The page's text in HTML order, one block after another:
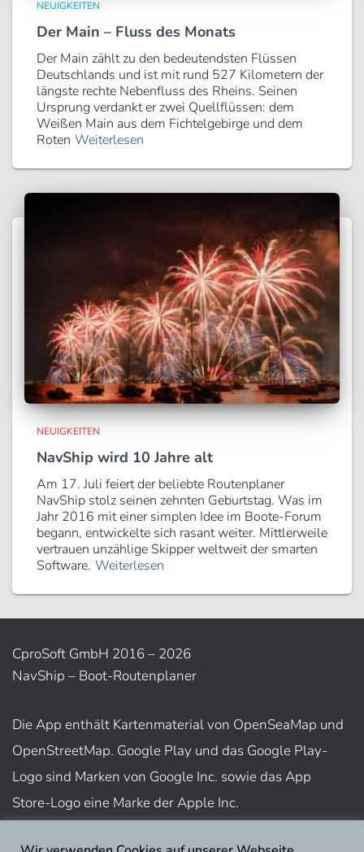
NEUIGKEITEN
Der Main – Fluss des Monats
Der Main zählt zu den bedeutendsten Flüssen
Deutschlands und ist mit rund 527 Kilometern der
längste rechte Nebenfluss des Rheins. Seinen
Ursprung verdankt er zwei Quellflüssen: dem
Weißen Main aus dem Fichtelgebirge und dem
Roten Weiterlesen
NEUIGKEITEN
NavShip wird 10 Jahre alt
Am 17. Juli feiert der beliebte Routenplaner
NavShip stolz seinen zehnten Geburtstag. Was im
Jahr 2016 mit einer simplen Idee im Boote-Forum
begann, entwickelte sich rasant weiter. Mittlerweile
vertrauen unzählige Skipper weltweit der smarten
Software. Weiterlesen
CproSoft GmbH 2016 – 2026
NavShip – Boot-Routenplaner
Die App enthält Kartenmaterial von OpenSeaMap und
OpenStreetMap. Google Play und das Google Play-
Logo sind Marken von Google Inc. sowie das App
Store-Logo eine Marke der Apple Inc.